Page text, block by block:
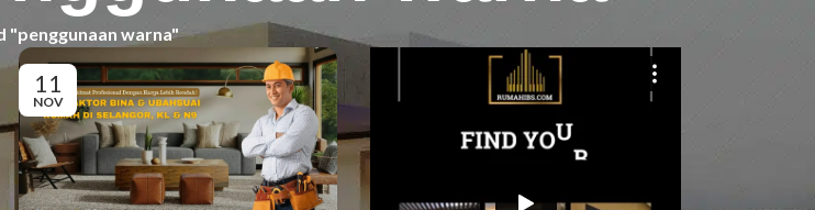
"penggunaan warna"
11
NOV